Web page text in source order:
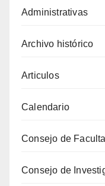
Administrativas
Archivo histórico
Articulos
Calendario
Consejo de
Consejo de